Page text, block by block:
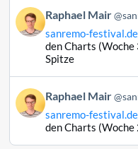
Bluesky
ansehen
Beitrag
von
Raphael
ansehen
Raphael Mair
sanremo-
den Charts (Woche
Spitze
Beitrag
von
Raphael
Raphael Mair
sanremo-
den Charts (Woche